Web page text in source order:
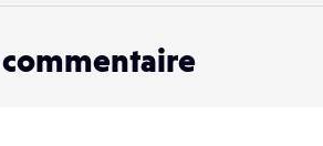
commentaire